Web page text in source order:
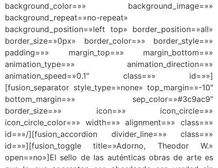
background_color=»» background_image=»»
background_repeat=»no-repeat»
background_position=»left top» border_position=»all»
border_size=»0px» border_color=»» border_style=»»
padding=»» margin_top=»» margin_bottom=»»
animation_type=»» animation_direction=»»
animation_speed=»0.1″ class=»» id=»»]
[fusion_separator style_type=»none» top_margin=»-10″
bottom_margin=»» sep_color=»#3c9ac9″
border_size=»» icon=»» icon_circle=»»
icon_circle_color=»» width=»» alignment=»» class=»»
id=»»/][fusion_accordion divider_line=»» class=»»
id=»»][fusion_toggle title=»Adorno, Theodor W.»
open=»no»]El sello de las auténticas obras de arte es